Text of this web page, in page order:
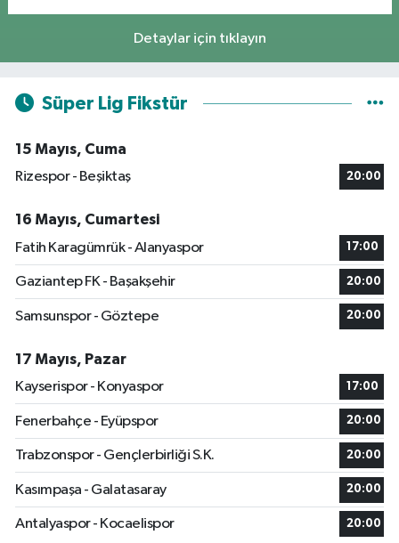
Detaylar için tıklayın
Süper Lig Fikstür
15 Mayıs, Cuma
Rizespor - Beşiktaş
20:00
16 Mayıs, Cumartesi
Fatih Karagümrük - Alanyaspor
17:00
Gaziantep FK - Başakşehir 20:00
Samsunspor - Göztepe 20:00
17 Mayıs, Pazar
Kayserispor - Konyaspor
17:00
Fenerbahçe - Eyüpspor 20:00
Trabzonspor - Gençlerbirliği S.K. 20:00
Kasımpaşa - Galatasaray 20:00
Antalyaspor - Kocaelispor 20:00